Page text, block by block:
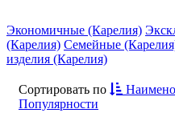
Экономичные (Карелия)
(Карелия) Семейные
изделия (Карелия)
Сортировать по
Популярности